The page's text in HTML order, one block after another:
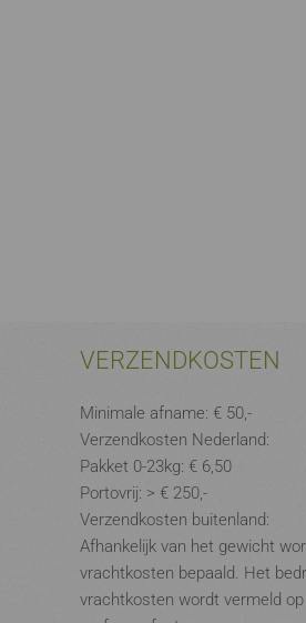
VERZENDKOSTEN
Minimale afname: € 50,-
Verzendkosten Nederland:
Pakket 0-23kg: € 6,50
Portovrij: > € 250,-
Verzendkosten buitenland:
Afhankelijk van het gewicht
vrachtkosten bepaald. Het
vrachtkosten wordt vermeld op